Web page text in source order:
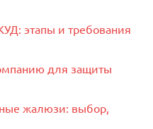
этапы и требования
для защиты
жалюзи: выбор,